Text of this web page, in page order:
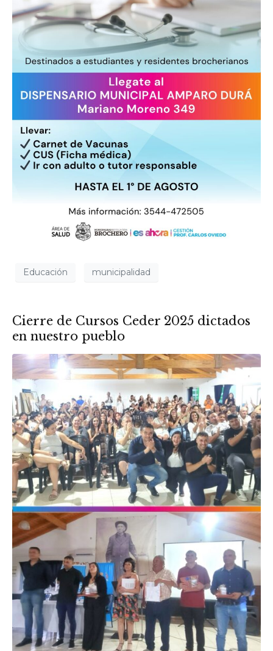
Educación municipalidad
Cierre de Cursos Ceder 2025 dictados
en nuestro pueblo